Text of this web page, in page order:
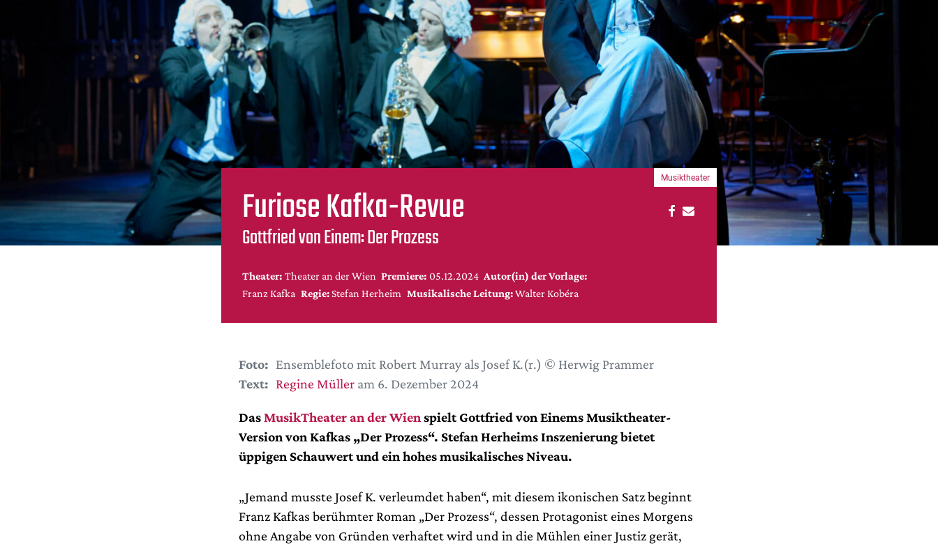
Furiose Kafka-Revue
Gottfried von Einem: Der Prozess
Theater: Theater an der Wien Premiere: 05.12.2024 Autor(in) der Vorlage:
Franz Kafka Regie: Stefan Herheim Musikalische Leitung: Walter Kobéra
Musiktheater
Foto: Ensemblefoto mit Robert Murray als Josef K.(r.) © Herwig Prammer
Text: Regine Mülleram 6. Dezember 2024
Das MusikTheater an der Wienspielt Gottfried von Einems Musiktheater-
Version von Kafkas „Der Prozess“. Stefan Herheims Inszenierung bietet
üppigen Schauwert und ein hohes musikalisches Niveau.
„Jemand musste Josef K. verleumdet haben“, mit diesem ikonischen Satz beginnt
Franz Kafkas berühmter Roman „Der Prozess“, dessen Protagonist eines Morgens
ohne Angabe von Gründen verhaftet wird und in die Mühlen einer Justiz gerät,